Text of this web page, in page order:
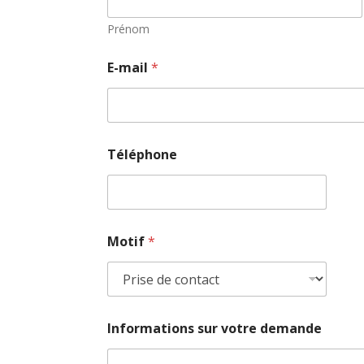
Prénom
E-mail *
Téléphone
Motif*
e
m
o
t
Informations sur votre demande